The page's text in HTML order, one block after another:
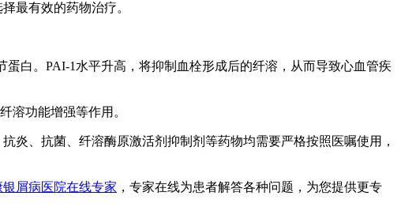
最有效的药物治疗。
白。PAI-1水平升高，将抑制血栓形成后的纤溶，从而导致心血管疾
溶功能增强等作用。
炎、抗菌、纤溶酶原激活剂抑制剂等药物均需要严格按照医嘱使用，
屑病医院在线专家 ，专家在线为患者解答各种问题，为您提供更专